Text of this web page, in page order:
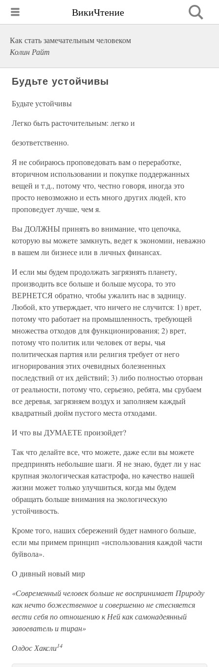
ВикиЧтение
Как стать замечательным человеком
Колин Райт
Будьте устойчивы
Будьте устойчивы
Легко быть расточительным: легко и
безответственно.
Я не собираюсь проповедовать вам о переработке,
вторичном использовании и покупке поддержанных
вещей и т.д., потому что, честно говоря, иногда это
просто невозможно и есть много других людей, кто
проповедует лучше, чем я.
Вы ДОЛЖНЫ принять во внимание, что цепочка,
которую вы можете замкнуть, ведет к экономии, неважно
в вашем ли бизнесе или в личных финансах.
И если мы будем продолжать загрязнять планету,
производить все больше и больше мусора, то это
ВЕРНЕТСЯ обратно, чтобы ужалить нас в задницу.
Любой, кто утверждает, что ничего не случится: 1) врет,
потому что работает на промышленность, требующей
множества отходов для функционирования; 2) врет,
потому что политик или человек от веры, чья
политическая партия или религия требует от него
игнорирования этих очевидных болезненных
последствий от их действий; 3) либо полностью оторван
от реальности, потому что, серьезно, ребята, мы срубаем
все деревья, загрязняем воздух и заполняем каждый
квадратный дюйм пустого места отходами.
И что вы ДУМАЕТЕ произойдет?
Так что делайте все, что можете, даже если вы можете
предпринять небольшие шаги. Я не знаю, будет ли у нас
крупная экологическая катастрофа, но качество нашей
жизни может только улучшиться, когда мы будем
обращать больше внимания на экологическую
устойчивость.
Кроме того, наших сбережений будет намного больше,
если мы примем принцип «использования каждой части
буйвола».
О дивный новый мир
«Современный человек больше не воспринимает Природу
как нечто божественное и совершенно не стесняется
вести себя по отношению к Ней как самонадеянный
завоеватель и тиран»
Олдос Хаксли14